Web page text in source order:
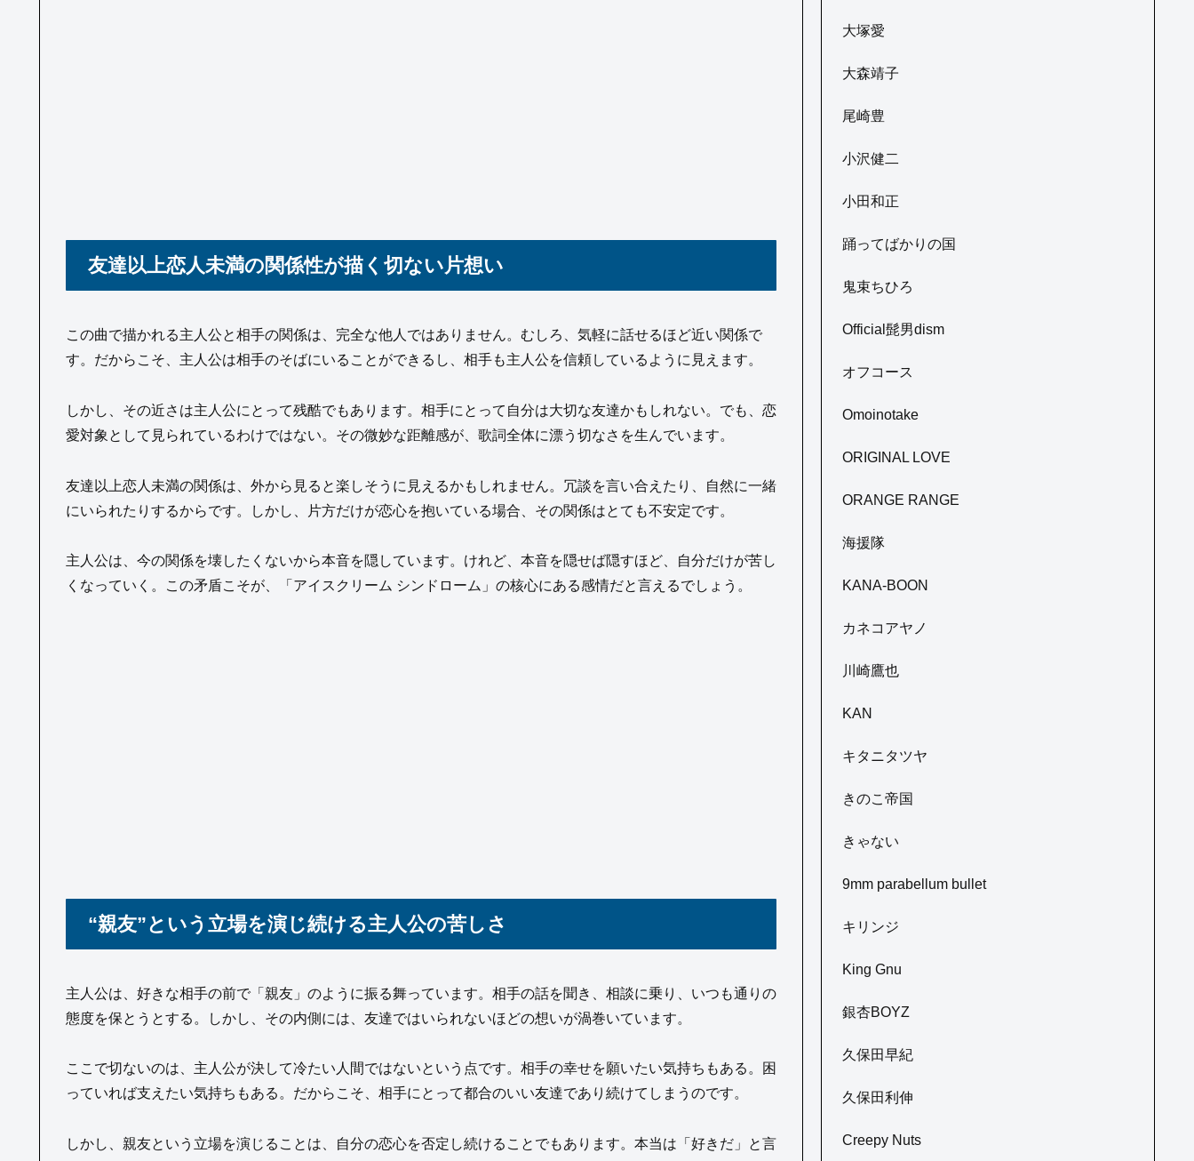
友達以上恋人未満の関係性が描く切ない片想い
この曲で描かれる主人公と相手の関係は、完全な他人ではありません。むしろ、気軽に話せるほど近い関係で
す。だからこそ、主人公は相手のそばにいることができるし、相手も主人公を信頼しているように見えます。
しかし、その近さは主人公にとって残酷でもあります。相手にとって自分は大切な友達かもしれない。でも、恋
愛対象として見られているわけではない。その微妙な距離感が、歌詞全体に漂う切なさを生んでいます。
友達以上恋人未満の関係は、外から見ると楽しそうに見えるかもしれません。冗談を言い合えたり、自然に一緒
にいられたりするからです。しかし、片方だけが恋心を抱いている場合、その関係はとても不安定です。
主人公は、今の関係を壊したくないから本音を隠しています。けれど、本音を隠せば隠すほど、自分だけが苦し
くなっていく。この矛盾こそが、「アイスクリーム シンドローム」の核心にある感情だと言えるでしょう。
“親友”という立場を演じ続ける主人公の苦しさ
主人公は、好きな相手の前で「親友」のように振る舞っています。相手の話を聞き、相談に乗り、いつも通りの
態度を保とうとする。しかし、その内側には、友達ではいられないほどの想いが渦巻いています。
ここで切ないのは、主人公が決して冷たい人間ではないという点です。相手の幸せを願いたい気持ちもある。困
っていれば支えたい気持ちもある。だからこそ、相手にとって都合のいい友達であり続けてしまうのです。
しかし、親友という立場を演じることは、自分の恋心を否定し続けることでもあります。本当は「好きだ」と言
大塚愛
大森靖子
尾崎豊
小沢健二
小田和正
踊ってばかりの国
鬼束ちひろ
Official髭男dism
オフコース
Omoinotake
ORIGINAL LOVE
ORANGE RANGE
海援隊
KANA-BOON
カネコアヤノ
川崎鷹也
KAN
キタニタツヤ
きのこ帝国
きゃない
9mm parabellum bullet
キリンジ
King Gnu
銀杏BOYZ
久保田早紀
久保田利伸
Creepy Nuts